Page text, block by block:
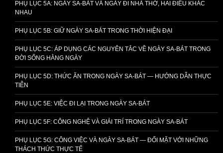
PHỤ LỤC 5A: NGÀY SA-BÁT VÀ NGÀY ĐI NHÀ THỜ, HAI ĐIỀU KHÁC
NHAU
PHỤ LỤC 5B: GIỮ NGÀY SA-BÁT TRONG THỜI HIỆN ĐẠI
PHỤ LỤC 5C: ÁP DỤNG CÁC NGUYÊN TẮC VỀ NGÀY SA-BÁT TRONG
ĐỜI SỐNG HẰNG NGÀY
PHỤ LỤC 5D: THỨC ĂN TRONG NGÀY SA-BÁT — HƯỚNG DẪN THỰC
TIỄN
PHỤ LỤC 5E: VIỆC ĐI LẠI TRONG NGÀY SA-BÁT
PHỤ LỤC 5F: CÔNG NGHỆ VÀ GIẢI TRÍ TRONG NGÀY SA-BÁT
PHỤ LỤC 5G: CÔNG VIỆC VÀ NGÀY SA-BÁT — ĐỐI MẶT VỚI NHỮNG
THÁCH THỨC THỰC TẾ